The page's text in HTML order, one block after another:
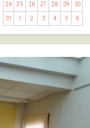
24
25 26 27 28 29
30
31
1 2 3 4 5 6